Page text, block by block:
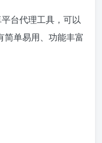
台代理工具，可以
简单易用、功能丰富